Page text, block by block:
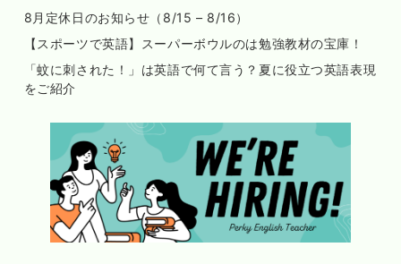
8月定休日のお知らせ（8/15 – 8/16）
【スポーツで英語】スーパーボウルのは勉強教材の宝庫！
「蚊に刺された！」は英語で何て言う？夏に役立つ英語表現
をご紹介